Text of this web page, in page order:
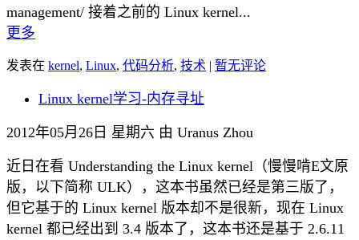
management/ 接着之前的 Linux kernel...
更多
发表在 kernel, Linux, 代码分析, 技术 | 暂无评论
Linux kernel学习-内存寻址
2012年05月26日 星期六 由 Uranus Zhou
近日在看 Understanding the Linux kernel（慢慢啃E文原
版，以下简称 ULK），这本书虽然已经是第三版了，
但它基于的 Linux kernel 版本却不是很新，现在 Linux
kernel 都已经出到 3.4 版本了，这本书还是基于 2.6.11